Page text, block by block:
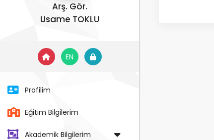
Arş. Gör.
Usame TOKLU
EN
Profilim
Eğitim Bilgilerim
Akademik Bilgilerim